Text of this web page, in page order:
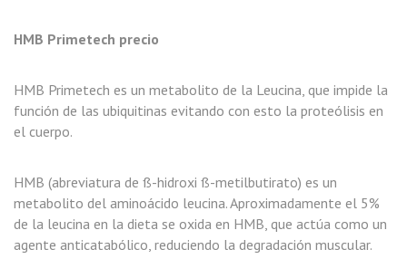
HMB Primetech precio
HMB Primetech es un metabolito de la Leucina, que impide la
función de las ubiquitinas evitando con esto la proteólisis en
el cuerpo.
HMB (abreviatura de ß-hidroxi ß-metilbutirato) es un
metabolito del aminoácido leucina. Aproximadamente el 5%
de la leucina en la dieta se oxida en HMB, que actúa como un
agente anticatabólico, reduciendo la degradación muscular.